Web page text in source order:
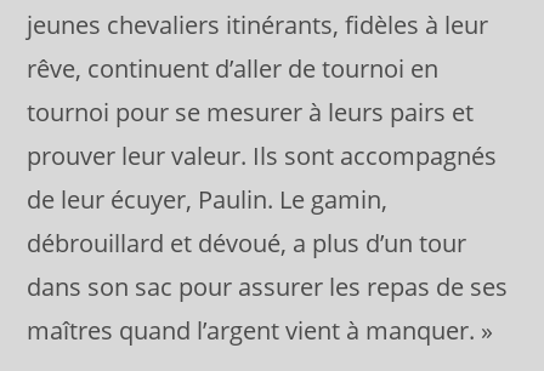
jeunes chevaliers itinérants, fidèles à leur
rêve, continuent d’aller de tournoi en
tournoi pour se mesurer à leurs pairs et
prouver leur valeur. Ils sont accompagnés
de leur écuyer, Paulin. Le gamin,
débrouillard et dévoué, a plus d’un tour
dans son sac pour assurer les repas de ses
maîtres quand l’argent vient à manquer. »